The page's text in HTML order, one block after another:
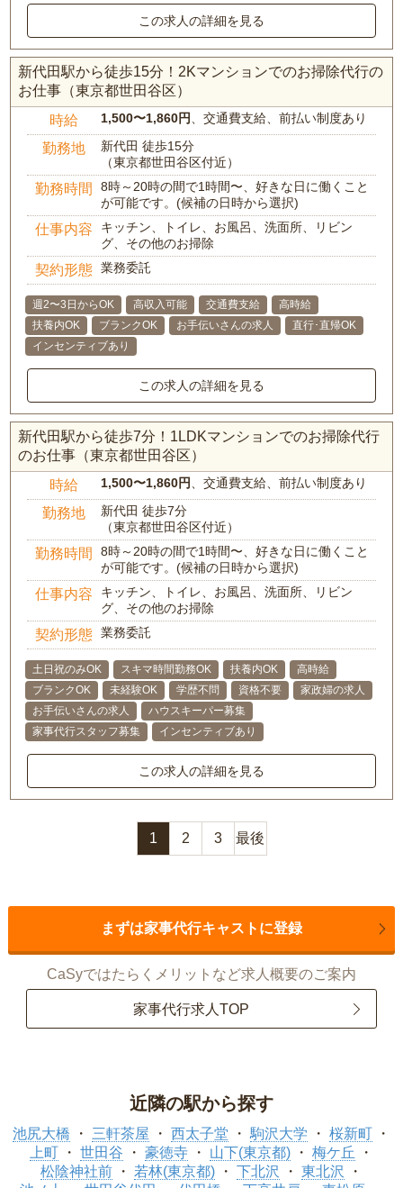
この求人の詳細を見る
新代田駅から徒歩15分！2Kマンションでのお掃除代行の
お仕事（東京都世田谷区）
時給 1,500〜1,860円、交通費支給、前払い制度あり
勤務地
新代田 徒歩15分
（東京都世田谷区付近）
勤務時間
8時～20時の間で1時間〜、好きな日に働くこと
が可能です。(候補の日時から選択)
仕事内容
キッチン、トイレ、お風呂、洗面所、リビン
グ、その他のお掃除
契約形態 業務委託
週2〜3日からOK 高収入可能 交通費支給
高時給
扶養内OK
ブランクOK お手伝いさんの求人
直行･直帰OK
インセンティブあり
この求人の詳細を見る
新代田駅から徒歩7分！1LDKマンションでのお掃除代行
のお仕事（東京都世田谷区）
時給 1,500〜1,860円、交通費支給、前払い制度あり
勤務地
新代田 徒歩7分
（東京都世田谷区付近）
勤務時間
8時～20時の間で1時間〜、好きな日に働くこと
が可能です。(候補の日時から選択)
仕事内容
キッチン、トイレ、お風呂、洗面所、リビン
グ、その他のお掃除
契約形態 業務委託
土日祝のみOK スキマ時間勤務OK 扶養内OK
高時給
ブランクOK
未経験OK 学歴不問 資格不要
家政婦の求人
お手伝いさんの求人
ハウスキーパー募集
家事代行スタッフ募集
インセンティブあり
この求人の詳細を見る
1 2 3 最後
まずは家事代行キャストに登録
CaSyではたらくメリットなど求人概要のご案内
家事代行求人TOP
近隣の駅から探す
池尻大橋 三軒茶屋 西太子堂 駒沢大学
桜新町
上町
世田谷 豪徳寺 山下(東京都)
梅ケ丘
松陰神社前
若林(東京都) 下北沢
東北沢